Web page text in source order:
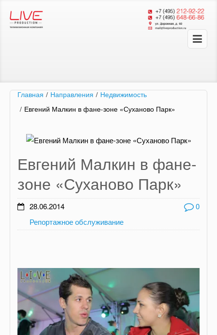
Главная / Направления / Недвижимость
/ Евгений Малкин в фане-зоне «Суханово Парк»
Евгений Малкин в фане-
зоне «Суханово Парк»
28.06.2014
0
Репортажное обслуживание